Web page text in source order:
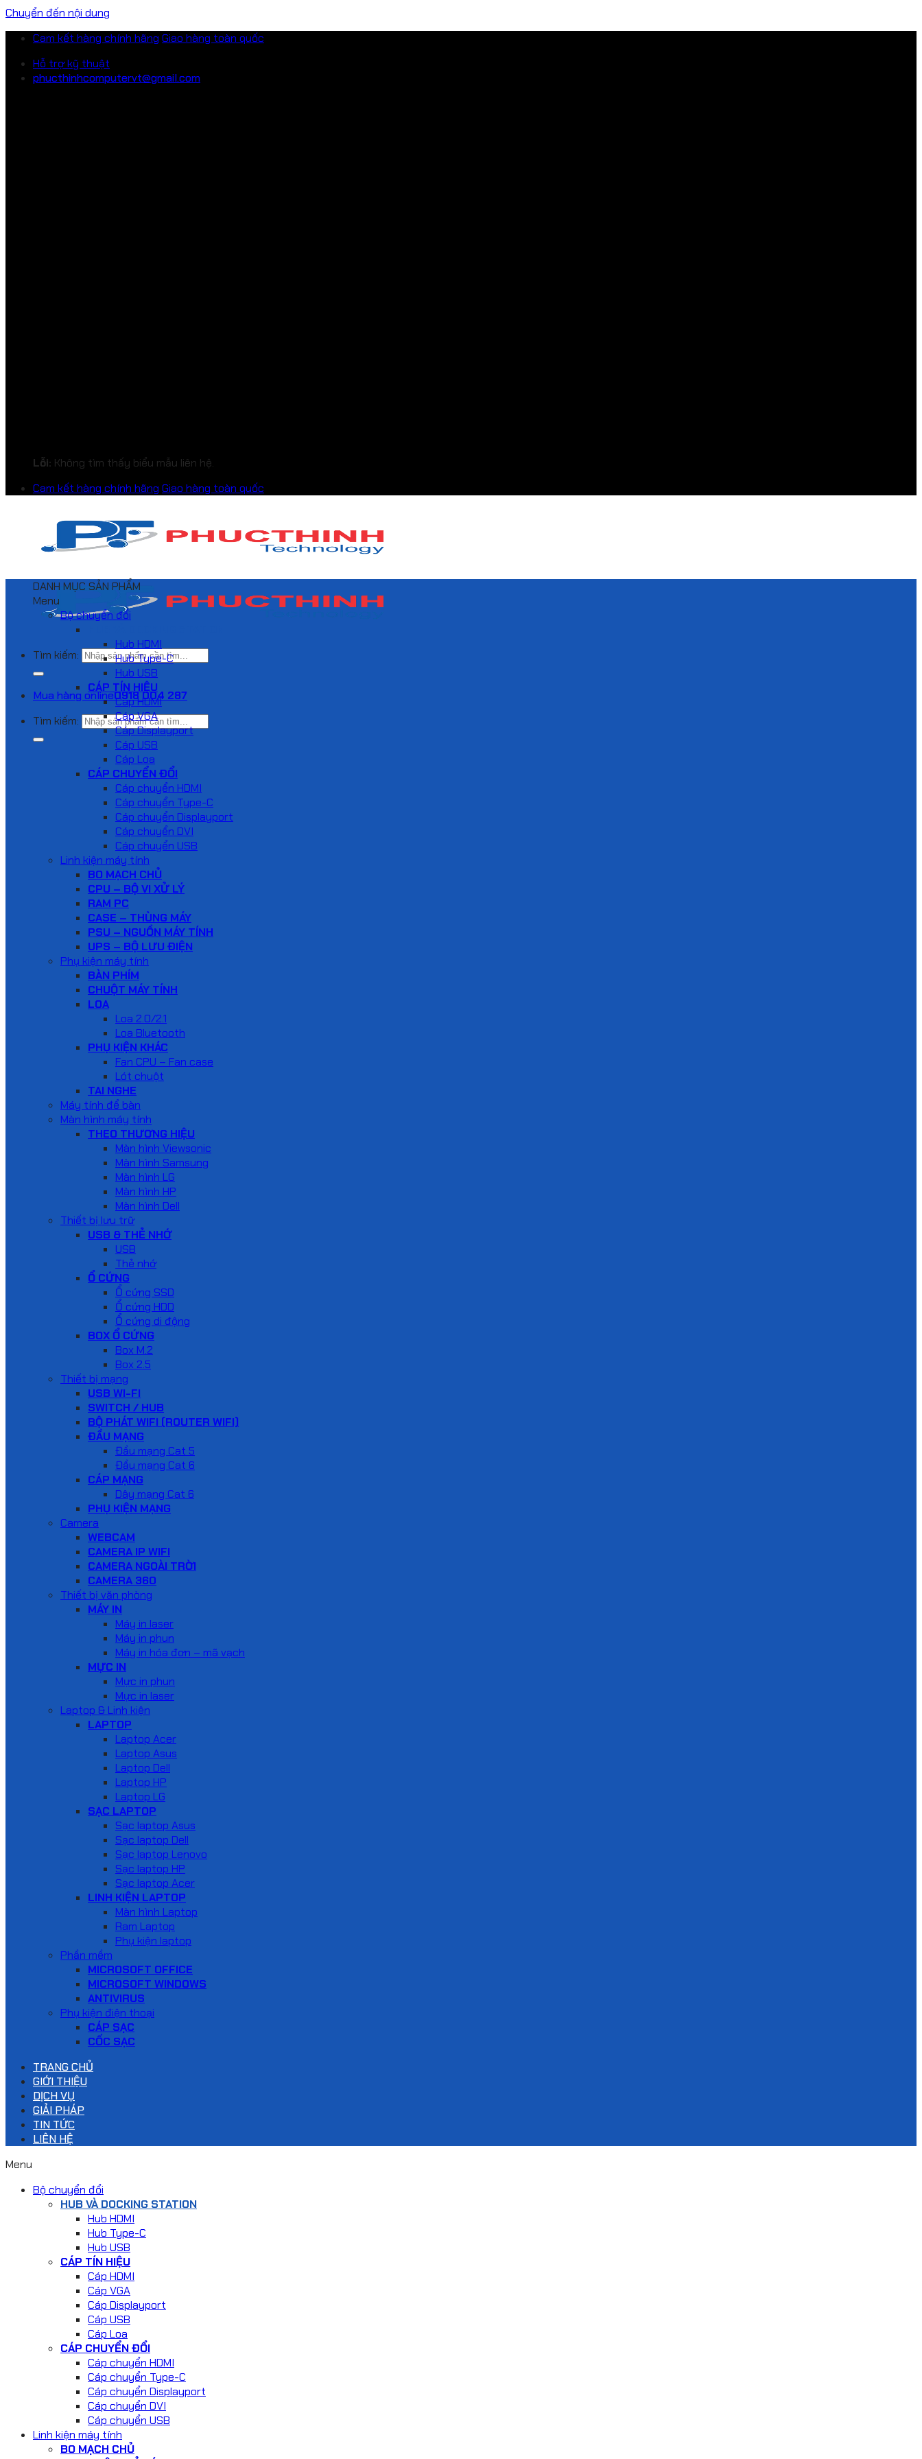
Chuyển đến nội dung
Cam kết hàng chính hãng Giao hàng toàn quốc
Hỗ trợ kỹ thuật
phucthinhcomputervt@gmail.com
Lỗi: Không tìm thấy biểu mẫu liên hệ.
Cam kết hàng chính hãng Giao hàng toàn quốc
Tìm kiếm:
Mua hàng online0918 004 287
Tìm kiếm:
DANH MỤC SẢN PHẨM
Menu
Bộ chuyển đổi
Hub HDMI
Hub Type-C
Hub USB
CÁP TÍN HIỆU
Cáp HDMI
Cáp VGA
Cáp Displayport
Cáp USB
Cáp Loa
CÁP CHUYỂN ĐỔI
Cáp chuyển HDMI
Cáp chuyển Type-C
Cáp chuyển Displayport
Cáp chuyển DVI
Cáp chuyển USB
Linh kiện máy tính
BO MẠCH CHỦ
CPU – BỘ VI XỬ LÝ
RAM PC
CASE – THÙNG MÁY
PSU – NGUỒN MÁY TÍNH
UPS – BỘ LƯU ĐIỆN
Phụ kiện máy tính
BÀN PHÍM
CHUỘT MÁY TÍNH
LOA
Loa 2.0/2.1
Loa Bluetooth
PHỤ KIỆN KHÁC
Fan CPU – Fan case
Lót chuột
TAI NGHE
Máy tính để bàn
Màn hình máy tính
THEO THƯƠNG HIỆU
Màn hình Viewsonic
Màn hình Samsung
Màn hình LG
Màn hình HP
Màn hình Dell
Thiết bị lưu trữ
USB & THẺ NHỚ
USB
Thẻ nhớ
Ổ CỨNG
Ổ cứng SSD
Ổ cứng HDD
Ổ cứng di động
BOX Ổ CỨNG
Box M.2
Box 2.5
Thiết bị mạng
USB WI-FI
SWITCH / HUB
BỘ PHÁT WIFI (ROUTER WIFI)
ĐẦU MẠNG
Đầu mạng Cat 5
Đầu mạng Cat 6
CÁP MẠNG
Dây mạng Cat 6
PHỤ KIỆN MẠNG
Camera
WEBCAM
CAMERA IP WIFI
CAMERA NGOÀI TRỜI
CAMERA 360
Thiết bị văn phòng
MÁY IN
Máy in laser
Máy in phun
Máy in hóa đơn – mã vạch
MỰC IN
Mực in phun
Mực in laser
Laptop & Linh kiện
LAPTOP
Laptop Acer
Laptop Asus
Laptop Dell
Laptop HP
Laptop LG
SẠC LAPTOP
Sạc laptop Asus
Sạc laptop Dell
Sạc laptop Lenovo
Sạc laptop HP
Sạc laptop Acer
LINH KIỆN LAPTOP
Màn hình Laptop
Ram Laptop
Phụ kiện laptop
Phần mềm
MICROSOFT OFFICE
MICROSOFT WINDOWS
ANTIVIRUS
Phụ kiện điện thoại
CÁP SẠC
CỐC SẠC
TRANG CHỦ
GIỚI THIỆU
DỊCH VỤ
GIẢI PHÁP
TIN TỨC
LIÊN HỆ
Menu
Bộ chuyển đổi
HUB VÀ DOCKING STATION
Hub HDMI
Hub Type-C
Hub USB
CÁP TÍN HIỆU
Cáp HDMI
Cáp VGA
Cáp Displayport
Cáp USB
Cáp Loa
CÁP CHUYỂN ĐỔI
Cáp chuyển HDMI
Cáp chuyển Type-C
Cáp chuyển Displayport
Cáp chuyển DVI
Cáp chuyển USB
Linh kiện máy tính
BO MẠCH CHỦ